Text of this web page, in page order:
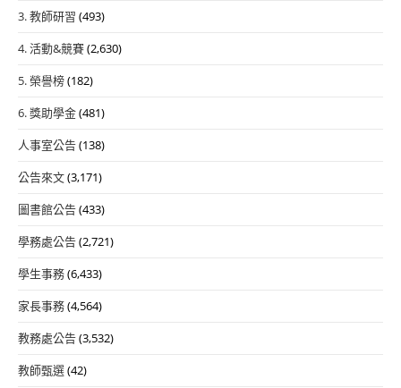
3. 教師研習 (493)
4. 活動&競賽(2,630)
5. 榮譽榜(182)
6. 獎助學金(481)
人事室公告(138)
公告來文(3,171)
圖書館公告(433)
學務處公告(2,721)
學生事務(6,433)
家長事務(4,564)
教務處公告(3,532)
教師甄選(42)